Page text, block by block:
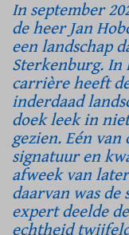
In september
de heer Jan
een landschap
Sterkenburg.
carrière heeft
inderdaad
doek leek in
gezien. Eén van
signatuur en
afweek van
daarvan was de
expert deelde
echtheid